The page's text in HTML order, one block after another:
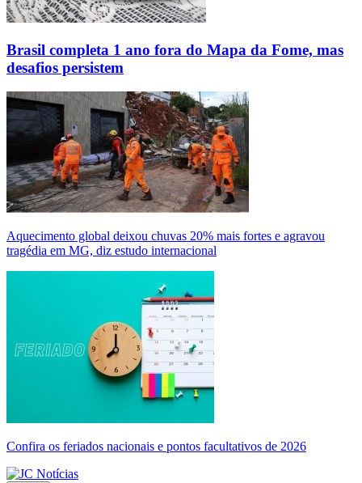
Brasil completa 1 ano fora do Mapa da Fome, mas
desafios persistem
Aquecimento global deixou chuvas 20% mais fortes e agravou
tragédia em MG, diz estudo internacional
Confira os feriados nacionais e pontos facultativos de 2026